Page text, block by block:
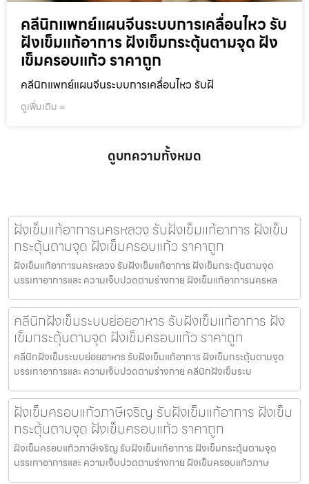
คลีนิกแพทย์แผนจีนระบบการเคลื่อนไหว รับ
ฝังเข็มแก้อาการ ฝังเข็มกระตุ้นตามจุด ฝัง
เข็มครอบแก้ว ราคาถูก
คลีนิกแพทย์แผนจีนระบบการเคลื่อนไหว รับฝั
ดูเพิ่มเติม »
ดูบทความทั้งหมด
ฝังเข็มแก้อาการนครหลวง รับฝังเข็มแก้อาการ ฝังเข็ม
กระตุ้นตามจุด ฝังเข็มครอบแก้ว ราคาถูก
ฝังเข็มแก้อาการนครหลวง รับฝังเข็มแก้อาการ ฝังเข็มกระตุ้นตามจุด
บรรเทาอาการและ ความเจ็บปวดตามร่างกาย ฝังเข็มแก้อาการนครหล
คลีนิกฝังเข็มระบบย่อยอาหาร รับฝังเข็มแก้อาการ ฝัง
เข็มกระตุ้นตามจุด ฝังเข็มครอบแก้ว ราคาถูก
คลีนิกฝังเข็มระบบย่อยอาหาร รับฝังเข็มแก้อาการ ฝังเข็มกระตุ้นตามจุด
บรรเทาอาการและ ความเจ็บปวดตามร่างกาย คลีนิกฝังเข็มระบ
ฝังเข็มครอบแก้วภาษีเจริญ รับฝังเข็มแก้อาการ ฝังเข็ม
กระตุ้นตามจุด ฝังเข็มครอบแก้ว ราคาถูก
ฝังเข็มครอบแก้วภาษีเจริญ รับฝังเข็มแก้อาการ ฝังเข็มกระตุ้นตามจุด
บรรเทาอาการและ ความเจ็บปวดตามร่างกาย ฝังเข็มครอบแก้วภาษ